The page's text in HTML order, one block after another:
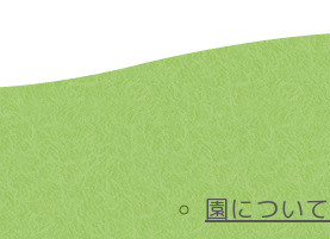
園について